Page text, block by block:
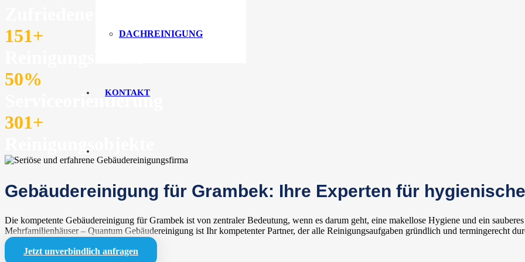
DACHREINIGUNG
KONTAKT
151+
50%
Serviceorientierung
301+
Gebäudereinigung für Grambek: Ihre Experten für
Die kompetente Gebäudereinigung für Grambek ist von zentraler Bedeutung, wenn es darum geht, eine makellose Hygiene und ein
Mehrfamilienhäuser – Quantum Gebäudereinigung ist Ihr kompetenter Partner, der alle Reinigungsaufgaben gründlich und termingerecht
Jetzt unverbindlich anfragen